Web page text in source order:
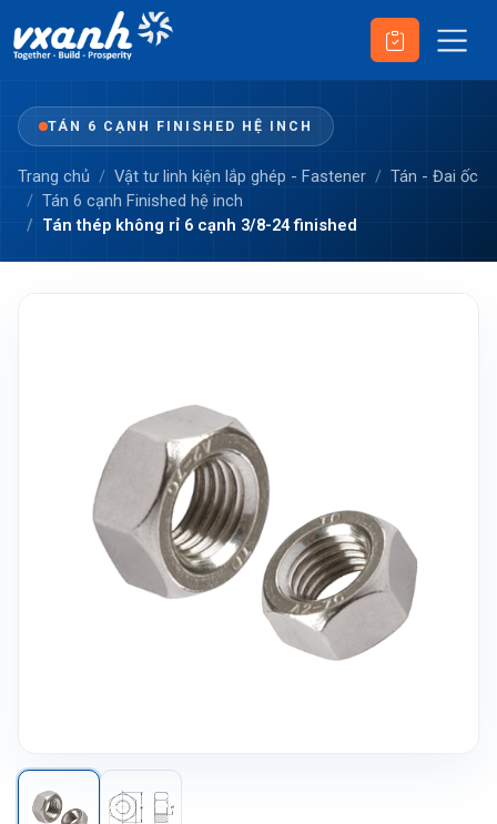
TÁN 6 CẠNH FINISHED HỆ INCH
Trang chủ Vật tư linh kiện lắp ghép - Fastener
Tán - Đai ốc
Tán 6 cạnh Finished hệ inch
Tán thép không rỉ 6 cạnh 3/8-24 finished